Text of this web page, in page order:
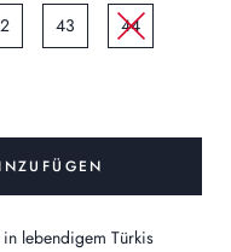
43 44
lebendigem Türkis